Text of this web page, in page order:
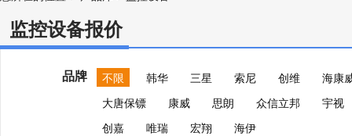
监控设备报价
品牌 不限 韩华 三星 索尼 创维
海康
大唐保镖
康威 思朗 众信立邦
宇视
创嘉
唯瑞 宏翔 海伊